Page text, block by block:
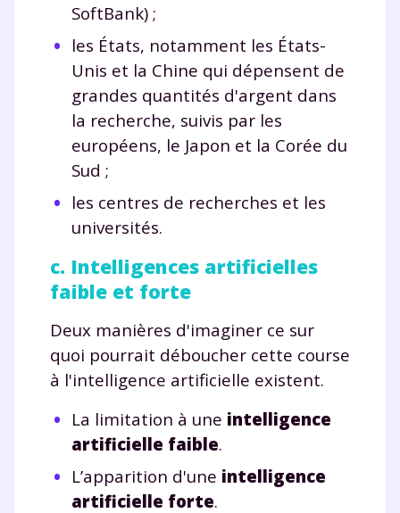
SoftBank) ;
les États, notamment les États-
Unis et la Chine qui dépensent de
grandes quantités d'argent dans
la recherche, suivis par les
européens, le Japon et la Corée du
Sud ;
les centres de recherches et les
universités.
c. Intelligences artificielles
faible et forte
Deux manières d'imaginer ce sur
quoi pourrait déboucher cette course
à l'intelligence artificielle existent.
La limitation à une intelligence
artificielle faible.
L’apparition d'une intelligence
artificielle forte.